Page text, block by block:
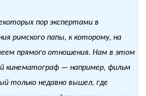
пор экспертами в
римского папы, к которому, на
прямого отношения. Нам в этом
кинематограф — например, фильм
только недавно вышел, где